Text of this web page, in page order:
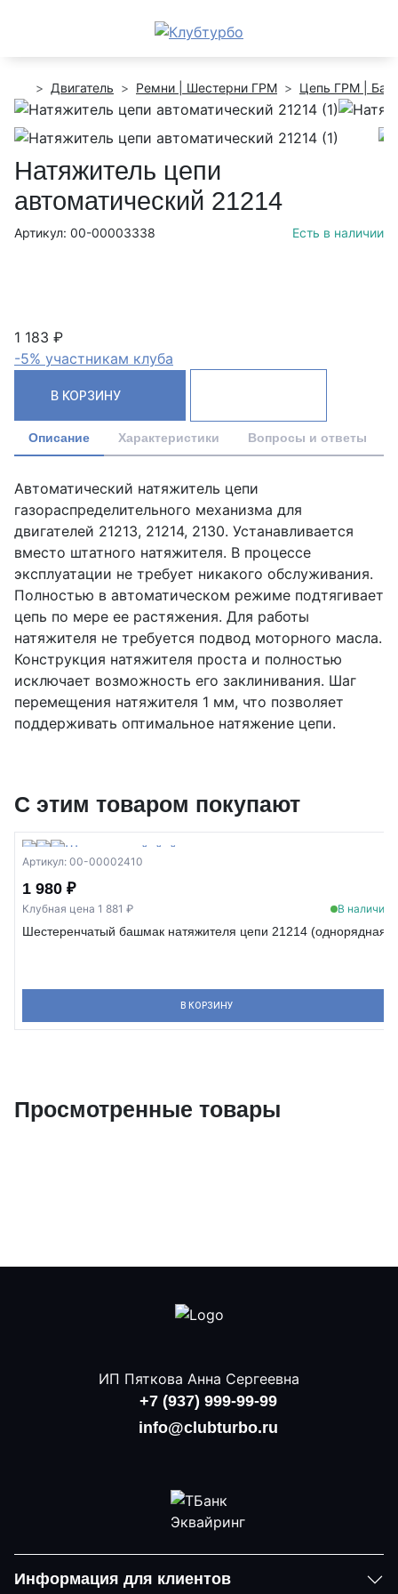
Двигатель Ремни | Шестерни ГРМ Цепь ГРМ |
Натяжитель цепи
автоматический 21214
Артикул: 00-00003338 Есть в наличии
1 183 ₽
-5% участникам клуба
В КОРЗИНУ
Описание Характеристики Вопросы и ответы
Автоматический натяжитель цепи
газораспределительного механизма для
двигателей 21213, 21214, 2130. Устанавливается
вместо штатного натяжителя. В процессе
эксплуатации не требует никакого обслуживания.
Полностью в автоматическом режиме подтягивает
цепь по мере ее растяжения. Для работы
натяжителя не требуется подвод моторного масла.
Конструкция натяжителя проста и полностью
исключает возможность его заклинивания. Шаг
перемещения натяжителя 1 мм, что позволяет
поддерживать оптимальное натяжение цепи.
С этим товаром покупают
Артикул: 00-00002410
1 980 ₽
Клубная цена 1 881 ₽ В наличии
Шестеренчатый башмак натяжителя цепи 21214 (однорядная)
В КОРЗИНУ
Просмотренные товары
ИП Пяткова Анна Сергеевна
+7 (937) 999-99-99
info@clubturbo.ru
Информация для клиентов